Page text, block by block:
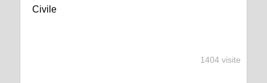
Civile
1404 visite